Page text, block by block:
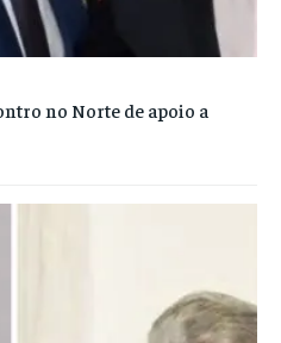
no Norte de apoio a